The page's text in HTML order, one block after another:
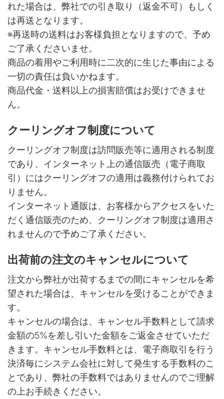
れた場合は、弊社での引き取り（返金不可）もしく
は再送となります。
※再送時の送料はお客様負担となりますので、予め
ご了承くださいませ。
商品の着用やご利用時に二次的に生じた事由による
一切の責任は負いかねます。
商品代金・送料以上の損害賠償はお受けできませ
ん。
クーリングオフ制度について
クーリングオフ制度は訪問販売等に適用される制度
であり、インターネット上の通信販売（電子商取
引）にはクーリングオフの適用は義務付けられてお
りません。
インターネット通販は、お客様からアクセスをいた
だく通信販売のため、クーリングオフ制度は適用さ
れませんので予めご了承ください。
出荷前の注文のキャンセルについて
注文から弊社が出荷するまでの間にキャンセルを希
望された場合は、キャンセルを受けることができま
す。
キャンセルの場合は、キャンセル手数料として請求
金額の5%を差し引いた金額をご返金させていただ
きます。キャンセル手数料とは、電子商取引を行う
決済毎にシステム会社に対して発生する手数料のこ
とであり、弊社の手数料ではありませんのでご理解
の上お手続きください。